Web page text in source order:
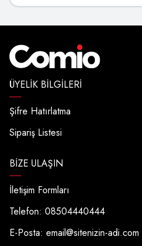
ÜYELIK BILGILERI
Şifre Hatırlatma
Sipariş Listesi
BIZE ULAŞIN
İletişim Formları
Telefon: 08504440444
E-Posta: email@sitenizin-adi.com